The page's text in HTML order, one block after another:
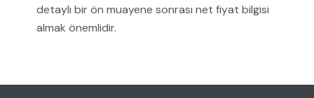
detaylı bir ön muayene sonrası net fiyat bilgisi
almak önemlidir.